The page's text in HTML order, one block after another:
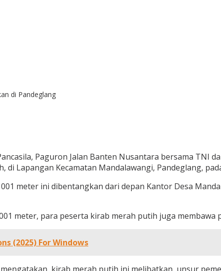
di Pandeglang
Paguron Jalan Banten Nusantara bersama TNI
Lapangan Kecamatan Mandalawangi, Pandeglang,
meter ini dibentangkan dari depan Kantor Desa
meter, para peserta kirab merah putih juga
(2025) For Windows